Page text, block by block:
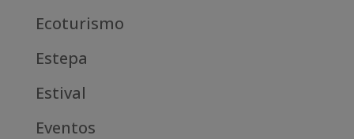
Ecoturismo
Estepa
Estival
Eventos